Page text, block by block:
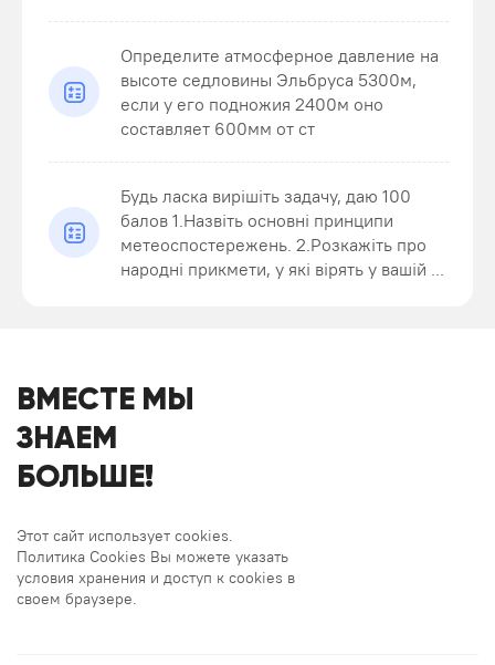
Определите атмосферное давление на
высоте седловины Эльбруса 5300м,
если у его подножия 2400м оно
составляет 600мм от ст
Будь ласка вирішіть задачу, даю 100
балов 1.Назвіть основні принципи
метеоспостережень. 2.Розкажіть про
народні прикмети, у які вірять у вашій ...
ВМЕСТЕ МЫ
ЗНАЕМ
БОЛЬШЕ!
Этот сайт использует cookies.
Политика Cookies Вы можете указать
условия хранения и доступ к cookies в
своем браузере.